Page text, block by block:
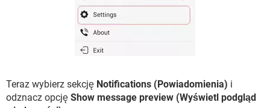
Teraz wybierz sekcję Notifications (Powiadomienia) i
odznacz opcję Show message preview (Wyświetl podgląd